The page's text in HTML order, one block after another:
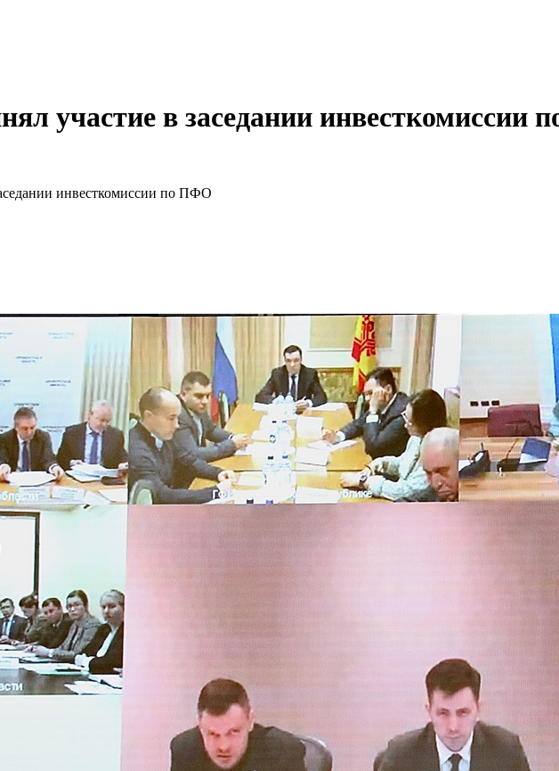
участие в заседании инвесткомиссии
инвесткомиссии по ПФО